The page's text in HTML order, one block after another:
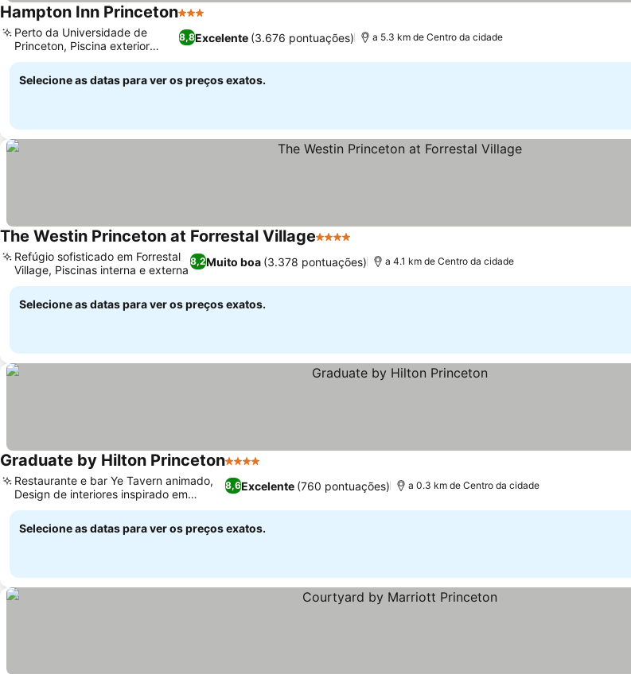
Hampton Inn Princeton3 Estrelas
8,8Excelente (3.676 pontuações)
Perto da Universidade de
Princeton, Piscina exterior
sazonal
a 5.3 km de Centro da cidade
Selecione as datas para ver os preços exatos.
The Westin Princeton at Forrestal Village4 Estrelas
8,2Muito boa (3.378 pontuações)
Refúgio sofisticado em Forrestal
Village, Piscinas interna e externa
a 4.1 km de Centro da cidade
Selecione as datas para ver os preços exatos.
Graduate by Hilton Princeton4 Estrelas
8,6Excelente (760 pontuações)
Restaurante e bar Ye Tavern animado,
Design de interiores inspirado em
faculdades
a 0.3 km de Centro da cidade
Selecione as datas para ver os preços exatos.